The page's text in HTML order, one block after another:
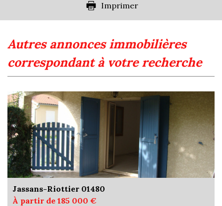
Imprimer
autres annonces immobilières
correspondant à votre recherche
Jassans-Riottier 01480
À partir de 185 000 €